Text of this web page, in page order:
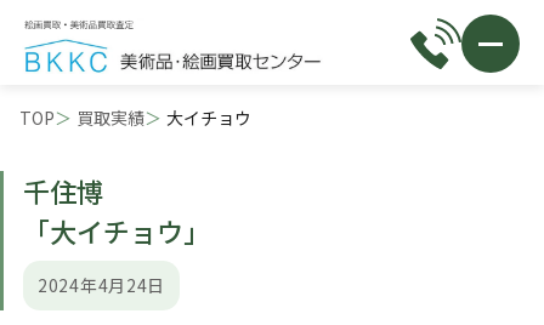
TOP 買取実績 大イチョウ
千住博
「大イチョウ」
2024年4月24日